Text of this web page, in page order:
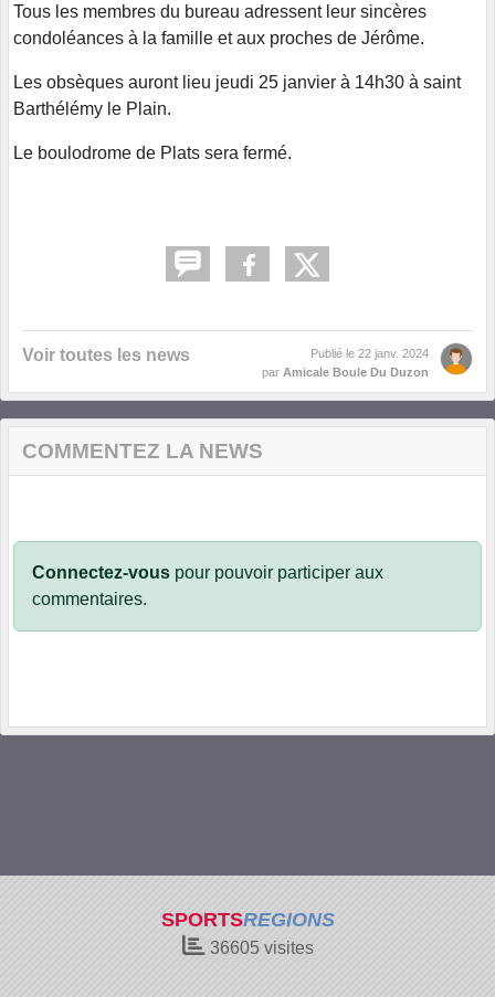
Tous les membres du bureau adressent leur sincères
condoléances à la famille et aux proches de Jérôme.
Les obsèques auront lieu jeudi 25 janvier à 14h30 à saint
Barthélémy le Plain.
Le boulodrome de Plats sera fermé.
Voir toutes les news Publié le 22 janv. 2024
par Amicale Boule Du Duzon
COMMENTEZ LA NEWS
Connectez-vous pour pouvoir participer aux
commentaires.
SPORTSREGIONS
36605visites